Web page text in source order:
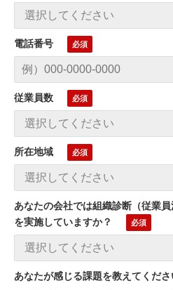
電話番号
従業員数
所在地域
あなたの会社では組織診断（従業員
を実施していますか？
あなたが感じる課題を教えてくだ